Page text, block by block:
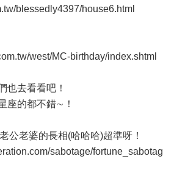
blessedly4397/house6.html
west/MC-birthday/index.shtml
也去看看吧！
座的都不錯∼！
公老婆的長相(哈哈哈)超準呀！
sabotage/fortune_sabotag